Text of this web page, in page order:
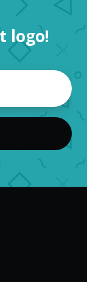
logo!